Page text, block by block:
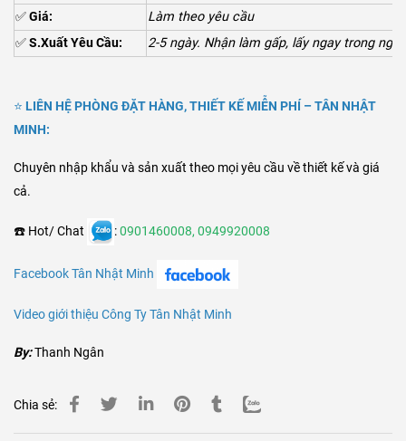
✅Giá:
Làm theo yêu cầu
✅S.Xuất Yêu Cầu: 2-5 ngày. Nhận làm gấp, lấy ngay trong
⭐ LIÊN HỆ PHÒNG ĐẶT HÀNG, THIẾT KẾ MIỄN PHÍ – TÂN NHẬT
MINH:
Chuyên nhập khẩu và sản xuất theo mọi yêu cầu về thiết kế và giá
cả.
☎️ Hot/ Chat :0901460008, 0949920008
Facebook Tân Nhật Minh
Video giới thiệu Công TyTân Nhật Minh
By:Thanh Ngân
Chia sẻ: